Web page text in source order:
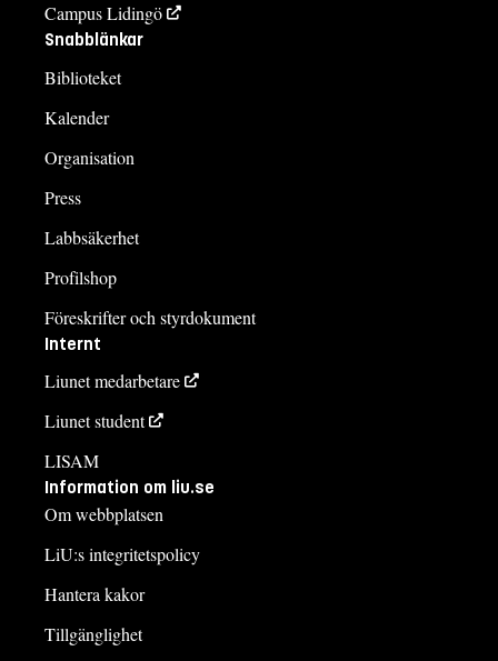
Campus Lidingö
Snabblänkar
Biblioteket
Kalender
Organisation
Press
Labbsäkerhet
Profilshop
Föreskrifter och styrdokument
Internt
Liunet medarbetare
Liunet student
LISAM
Information om liu.se
Om webbplatsen
LiU:s integritetspolicy
Hantera kakor
Tillgänglighet